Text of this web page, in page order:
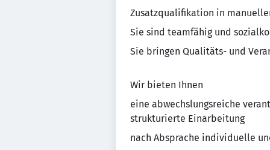
Zusatzqualifikation in
Sie sind teamfähig und
Sie bringen Qualitäts- und
Wir bieten Ihnen
eine abwechslungsreiche
strukturierte Einarbeitung
nach Absprache individuelle